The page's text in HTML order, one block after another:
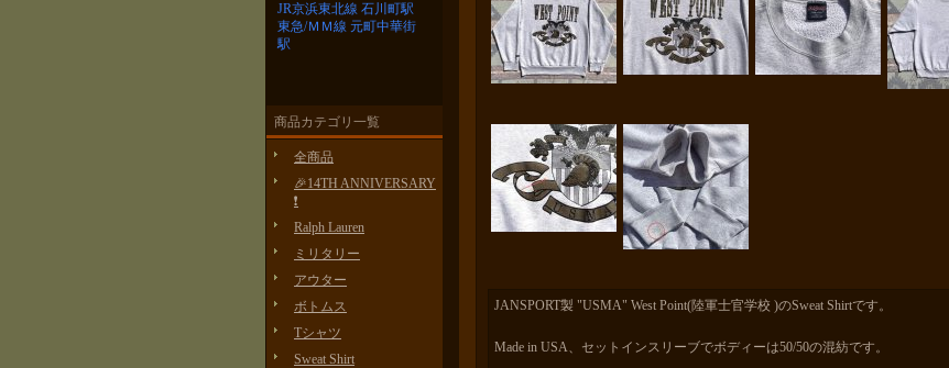
JR京浜東北線 石川町駅
東急/ＭＭ線 元町中華街
駅
商品カテゴリ一覧
全商品
🎉14TH ANNIVERSARY
❗️
Ralph Lauren
ミリタリー
アウター
ボトムス
Tシャツ
Sweat Shirt
JANSPORT製 "USMA" West Point(陸軍士官学校 )のSweat Shirtです。
Made in USA、セットインスリーブでボディーは50/50の混紡です。